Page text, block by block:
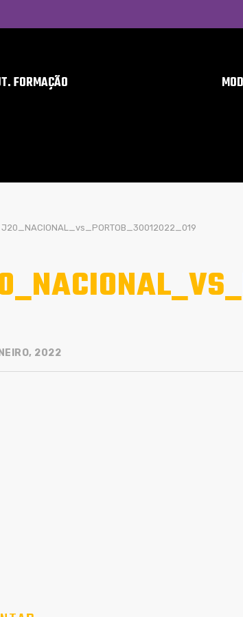
FORMAÇÃO
J20_NACIONAL_vs_PORTOB_30012022_019
2022